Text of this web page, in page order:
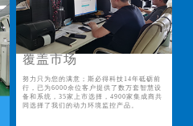
覆盖市场
努力只为您的满意；斯必得科技14年砥砺前
行，已为6000余位客户提供了数万套智慧设
备和系统，35家上市选择，4900家集成商共
同选择了我们的动力环境监控产品。